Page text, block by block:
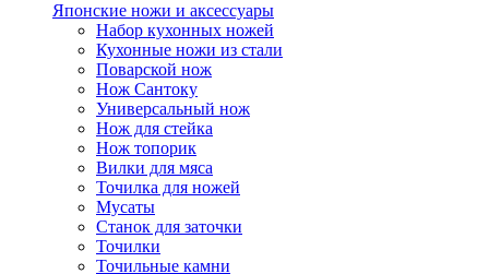
Японские ножи и аксессуары
Набор кухонных ножей
Кухонные ножи из стали
Поварской нож
Нож Сантоку
Универсальный нож
Нож для стейка
Нож топорик
Вилки для мяса
Точилка для ножей
Мусаты
Станок для заточки
Точилки
Точильные камни